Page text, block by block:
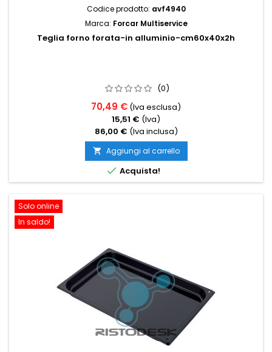
Codice prodotto: avf4940
Marca: Forcar Multiservice
Teglia forno forata-in alluminio-cm60x40x2h
(0)
70,49 € (Iva esclusa)
15,51 € (Iva)
86,00 € (Iva inclusa)
 Aggiungi al carrello
 Acquista!
Solo online
In saldo!